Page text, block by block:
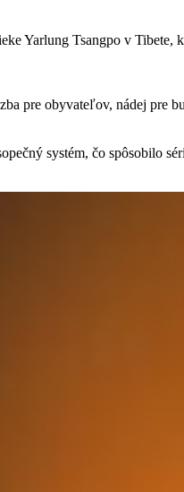
Yarlung Tsangpo v Tibete,
pre obyvateľov, nádej pre
systém, čo spôsobilo